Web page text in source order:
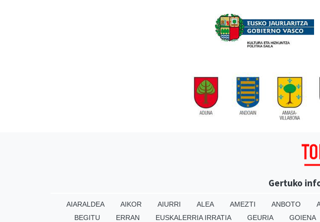
Gertuko
AIARALDEA AIKOR AIURRI ALEA AMEZTI ANBOTO
BEGITU
ERRAN EUSKALERRIA IRRATIA GEURIA GOIENA